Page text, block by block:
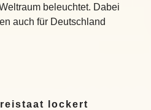
beleuchtet. Dabei
auch für Deutschland
lockert